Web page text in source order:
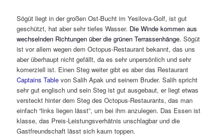
Sögüt liegt in der großen Ost-Bucht im Yesilova-Golf, ist gut
geschützt, hat aber sehr tiefes Wasser. Die Winde kommen aus
wechselnden Richtungen über die grünen Terrassenhänge. Sögüt
ist vor allem wegen dem Octopus-Restaurant bekannt, das uns
aber überhaupt nicht gefällt, da es sehr unpersönlich und sehr
komerziell ist. Einen Steg weiter gibt es aber das Restaurant
Captains Table von Salih Apak und seinem Bruder. Salih spricht
sehr gut englisch und sein Steg ist gut ausgebaut, er liegt etwas
versteckt hinter dem Steg des Octopus-Restaurants, das man
einfach “links liegen lässt”, um bei ihm anzulegen. Das Essen ist
klasse, das Preis-Leistungsverhätnis unschlagbar und die
Gastfreundschaft lässt sich kaum toppen.